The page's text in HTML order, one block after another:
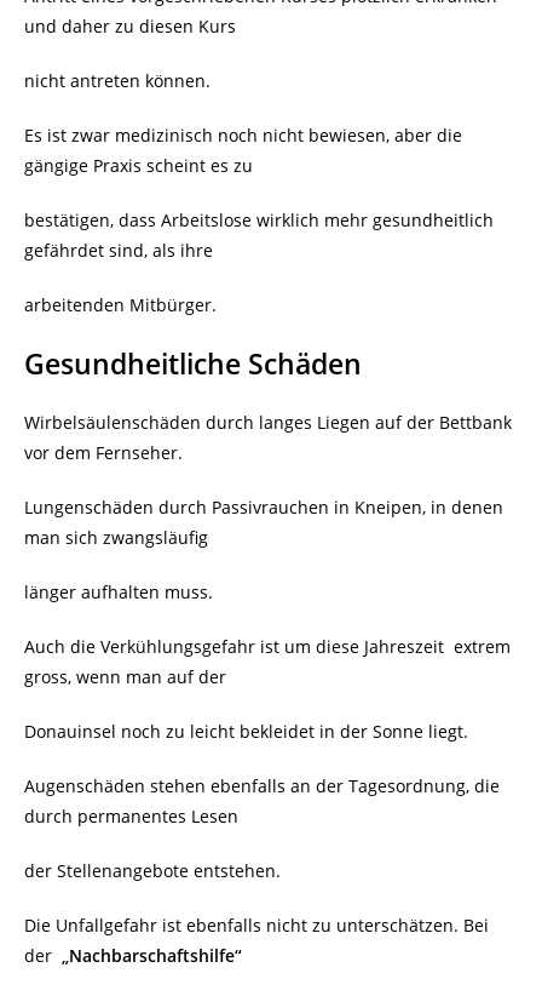
und daher zu diesen Kurs
nicht antreten können.
Es ist zwar medizinisch noch nicht bewiesen, aber die
gängige Praxis scheint es zu
bestätigen, dass Arbeitslose wirklich mehr gesundheitlich
gefährdet sind, als ihre
arbeitenden Mitbürger.
Gesundheitliche Schäden
Wirbelsäulenschäden durch langes Liegen auf der Bettbank
vor dem Fernseher.
Lungenschäden durch Passivrauchen in Kneipen, in denen
man sich zwangsläufig
länger aufhalten muss.
Auch die Verkühlungsgefahr ist um diese Jahreszeit extrem
gross, wenn man auf der
Donauinsel noch zu leicht bekleidet in der Sonne liegt.
Augenschäden stehen ebenfalls an der Tagesordnung, die
durch permanentes Lesen
der Stellenangebote entstehen.
Die Unfallgefahr ist ebenfalls nicht zu unterschätzen. Bei
der
„Nachbarschaftshilfe“